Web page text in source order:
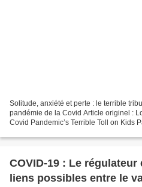
Solitude, anxiété et perte : le terrible
pandémie de la Covid Article originel :
Covid Pandemic’s Terrible Toll on Kids
COVID-19 : Le
liens possibles entre le